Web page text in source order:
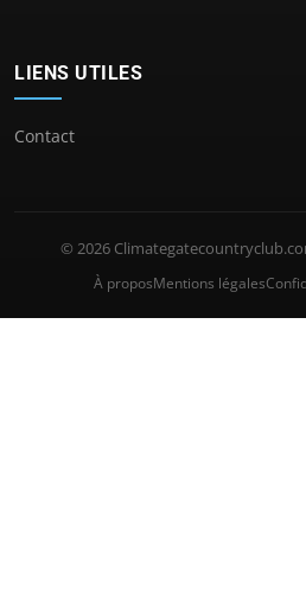
LIENS UTILES
Contact
© 2026
À proposMentions légales